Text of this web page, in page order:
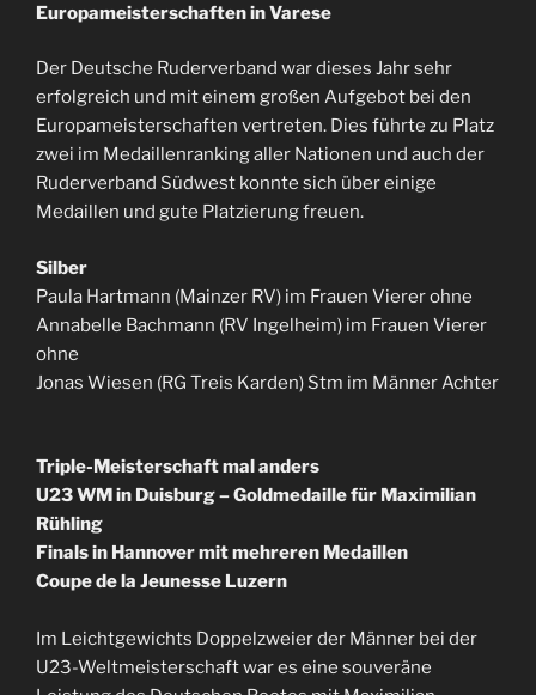
Europameisterschaften in Varese
Der Deutsche Ruderverband war dieses Jahr sehr
erfolgreich und mit einem großen Aufgebot bei den
Europameisterschaften vertreten. Dies führte zu Platz
zwei im Medaillenranking aller Nationen und auch der
Ruderverband Südwest konnte sich über einige
Medaillen und gute Platzierung freuen.
Silber
Paula Hartmann (Mainzer RV) im Frauen Vierer ohne
Annabelle Bachmann (RV Ingelheim) im Frauen Vierer
ohne
Jonas Wiesen (RG Treis Karden) Stm im Männer Achter
Triple-Meisterschaft mal anders
U23 WM in Duisburg – Goldmedaille für Maximilian
Rühling
Finals in Hannover mit mehreren Medaillen
Coupe de la Jeunesse Luzern
Im Leichtgewichts Doppelzweier der Männer bei der
U23-Weltmeisterschaft war es eine souveräne